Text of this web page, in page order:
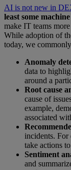
AI is not new in
least some
make IT teams
While adoption of
today, we
Anomaly
data to
around a
Root cause
cause of
example,
associated
incidents. For
take actions
Sentiment
and